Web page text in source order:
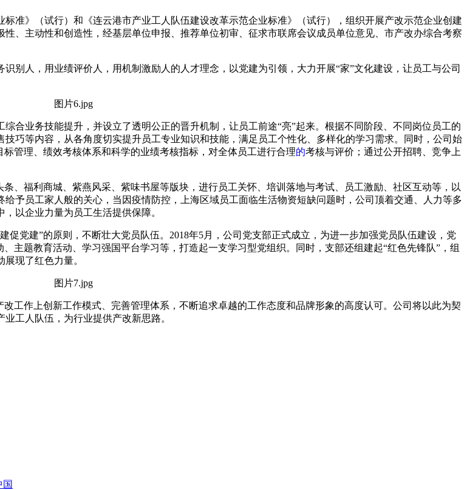
准》（试行）和《连云港市产业工人队伍建设改革示范企业标准》（试行），组织开展产改示范企业创建
、主动性和创造性，经基层单位申报、推荐单位初审、征求市联席会议成员单位意见、市产改办综合考察
别人，用业绩评价人，用机制激励人的人才理念，以党建为引领，大力开展“家”文化建设，让员工与公司
合业务技能提升，并设立了透明公正的晋升机制，让员工前途“亮”起来。根据不同阶段、不同岗位员工的
巧等内容，从各角度切实提升员工专业知识和技能，满足员工个性化、多样化的学习需求。同时，公司始
管理、绩效考核体系和科学的业绩考核指标，对全体员工进行合理的考核与评价；通过公开招聘、竞争上
、福利商城、紫燕风采、紫味书屋等版块，进行员工关怀、培训落地与考试、员工激励、社区互动等，以
予员工家人般的关心，当因疫情防控，上海区域员工面临生活物资短缺问题时，公司顶着交通、人力等多
以企业力量为员工生活提供保障。
促党建”的原则，不断壮大党员队伍。2018年5月，公司党支部正式成立，为进一步加强党员队伍建设，党
主题教育活动、学习强国平台学习等，打造起一支学习型党组织。同时，支部还组建起“红色先锋队”，组
现了红色力量。
工作上创新工作模式、完善管理体系，不断追求卓越的工作态度和品牌形象的高度认可。公司将以此为契
工人队伍，为行业提供产改新思路。
国